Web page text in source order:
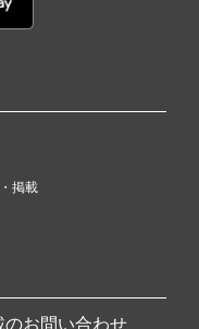
掲載
のお問い合わせ